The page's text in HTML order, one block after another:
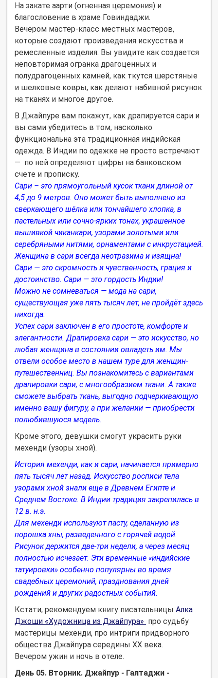
На закате аарти (огненная церемония) и
благословение в храме Говиндаджи.
Вечером мастер-класс местных мастеров,
которые создают произведения искусства и
ремесленные изделия. Вы увидите как создается
неповторимая огранка драгоценных и
полудрагоценных камней, как ткутся шерстяные
и шелковые ковры, как делают набивной рисунок
на тканях и многое другое.
В Джайпуре вам покажут, как драпируется сари и
вы сами убедитесь в том, насколько
функциональна эта традиционная индийская
одежда. В Индии по одежке не просто встречают
— по ней определяют цифры на банковском
счете и прописку.
Сари – это прямоугольный кусок ткани длиной от
4,5 до 9 метров. Оно может быть выполнено из
сверкающего шёлка или тончайшего хлопка, в
пастельных или сочно-ярких тонах, украшенное
вышивкой чиканкари, узорами золотыми или
серебряными нитями, орнаментами с инкрустацией.
Женщина в сари всегда неотразима и изящна!
Сари — это скромность и чувственность, грация и
достоинство. Сари — это гордость Индии!
Можно не сомневаться — мода на сари,
существующая уже пять тысяч лет, не пройдёт здесь
никогда.
Успех сари заключен в его простоте, комфорте и
элегантности. Драпировка сари — это искусство, но
любая женщина в состоянии овладеть им. Мы
отвели особое место в нашем туре для женщин-
путешественниц. Вы познакомитесь с вариантами
драпировки сари, с многообразием ткани. А также
сможете выбрать ткань, выгодно подчеркивающую
именно вашу фигуру, а при желании — приобрести
полюбившуюся модель.
Кроме этого, девушки смогут украсить руки
мехенди (узоры хной).
История мехенди, как и сари, начинается примерно
пять тысяч лет назад. Искусство росписи тела
узорами хной знали еще в Древнем Египте и
Среднем Востоке. В Индии традиция закрепилась в
12 в. н.э.
Для мехенди используют пасту, сделанную из
порошка хны, разведенного с горячей водой.
Рисунок держится две-три недели, а через месяц
полностью исчезает. Эти временные «индийские
татуировки» особенно популярны во время
свадебных церемоний, празднования дней
рождений и других радостных событий.
Кстати, рекомендуем книгу писательницы Алка
Джоши «Художница из Джайпура» про судьбу
мастерицы мехенди, про интриги придворного
общества Джайпура середины ХХ века.
Вечером ужин и ночь в отеле.
День 05. Вторник. Джайпур - Галтаджи -